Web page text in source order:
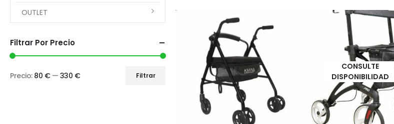
CONSULTE
DISPONIBILIDAD
OUTLET
Filtrar Por Precio
Filtrar
Precio: 80 €— 330 €